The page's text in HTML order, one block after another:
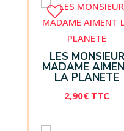
LES MONSIEUR
MADAME
LA PLANETE
2,90€ TTC